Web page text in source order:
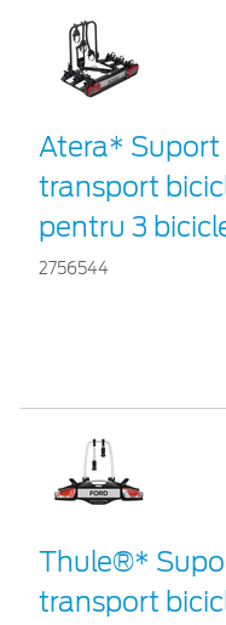
Atera* Suport
transport
pentru 3
2756544
Thule®*
transport